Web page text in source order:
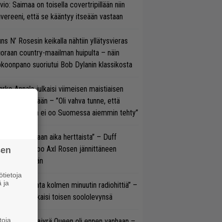
Saimaa on toisella covertripillään niin
että se kääntyy itseään vastaan
N’ Rosesin keikalla nähtiin yllätysvieras
country-maailman huipulta – näin
suoriutui Bob Dylanin klassikosta
Annala julkaisi viimeisen maistiaisen
– ”Oli vahva tunne, että
musaa ei oo Suomessa aiemmin tehty”
oli oikeastaan aika herttaista” – Duff
kertoo Axl Rosen jännittäneen
DC-pestiään
ei jahdata kolmen minuutin radiohittiä” –
Yrjänä julkaisi toisen soololevynsä
ja